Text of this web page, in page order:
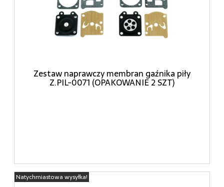
Zestaw naprawczy membran gaźnika piły
Z.PIL-0071 (OPAKOWANIE 2 SZT)
Natychmiastowa wysyłka!